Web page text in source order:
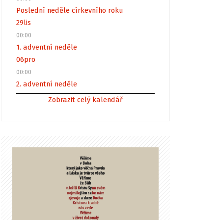
Poslední neděle církevního roku
29lis
00:00
1. adventní neděle
06pro
00:00
2. adventní neděle
Zobrazit celý kalendář